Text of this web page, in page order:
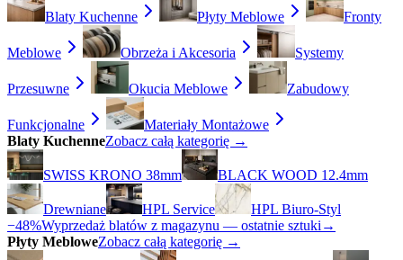
Blaty Kuchenne Płyty Meblowe Fronty
Meblowe Obrzeża i Akcesoria Systemy
Przesuwne Okucia Meblowe Zabudowy
Funkcjonalne
Materiały Montażowe
Blaty KuchenneZobacz całą kategorię →
SWISS KRONO 38mm BLACK WOOD 12.4mm
Drewniane HPL Service
HPL Biuro-Styl
−48%Wyprzedaż blatów z magazynu — ostatnie sztuki →
Płyty MebloweZobacz całą kategorię →